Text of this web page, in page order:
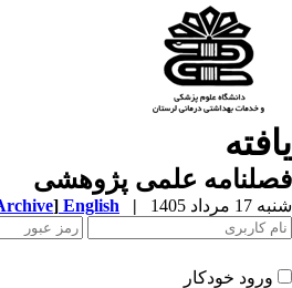
علمی پژوهشی
مرداد 1405 |
English
[Archive]
ورود خودکار